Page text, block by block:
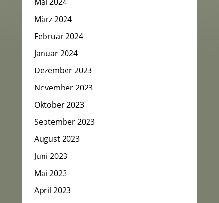
März 2024
Februar 2024
Januar 2024
Dezember 2023
November 2023
Oktober 2023
September 2023
August 2023
Juni 2023
Mai 2023
April 2023